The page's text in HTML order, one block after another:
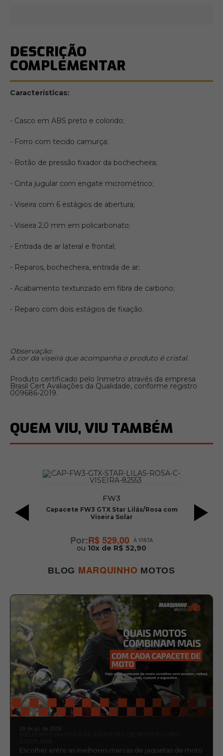
DESCRIÇÃO
COMPLEMENTAR
Características:
- Casco em ABS preto e colorido;
- Forro com tecido camurça;
- Botão de pressão fixador da bochecheira;
- Cinta jugular com engate micrométrico;
- Viseira com 6 estágios de abertura;
- Viseira 2,0 mm em policarbonato;
- Entrada de ar lateral e frontal;
- Reparos, bochecheira, entrada de ar;
- Acabamento texturizado em fibra de carbono;
- Reparo com dois estágios de fixação.
Observação:
A cor da viseira que acompanha o produto é cristal.
Produto certificado pelo Inmetro através da empresa
Brasil Cert Avaliações da Qualidade, conforme registro
009686-2019.
QUEM VIU, VIU TAMBÉM
FW3
Capacete FW3 GTX Star Lilás/Rosa com
Viseira Solar
R$ 529,00
ou 10x de R$ 52,90
BLOG MARQUINHO MOTOS
29 de jul. de 2026
Escolher entre as melhores marcas de jaquetas de moto